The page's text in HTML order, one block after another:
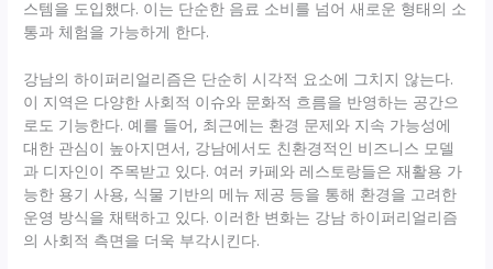
스템을 도입했다. 이는 단순한 음료 소비를 넘어 새로운 형태의 소
통과 체험을 가능하게 한다.
강남의 하이퍼리얼리즘은 단순히 시각적 요소에 그치지 않는다.
이 지역은 다양한 사회적 이슈와 문화적 흐름을 반영하는 공간으
로도 기능한다. 예를 들어, 최근에는 환경 문제와 지속 가능성에
대한 관심이 높아지면서, 강남에서도 친환경적인 비즈니스 모델
과 디자인이 주목받고 있다. 여러 카페와 레스토랑들은 재활용 가
능한 용기 사용, 식물 기반의 메뉴 제공 등을 통해 환경을 고려한
운영 방식을 채택하고 있다. 이러한 변화는 강남 하이퍼리얼리즘
의 사회적 측면을 더욱 부각시킨다.